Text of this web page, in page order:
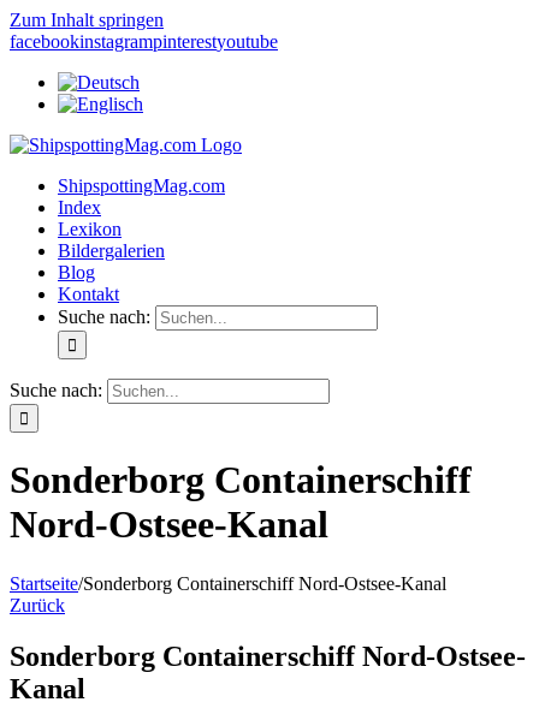
Zum Inhalt springen
facebookinstagrampinterestyoutube
ShipspottingMag.com
Index
Lexikon
Bildergalerien
Blog
Kontakt
Suche nach:
Suche nach:
Sonderborg Containerschiff
Nord-Ostsee-Kanal
Startseite/Sonderborg Containerschiff Nord-Ostsee-Kanal
Zurück
Sonderborg Containerschiff Nord-Ostsee-
Kanal